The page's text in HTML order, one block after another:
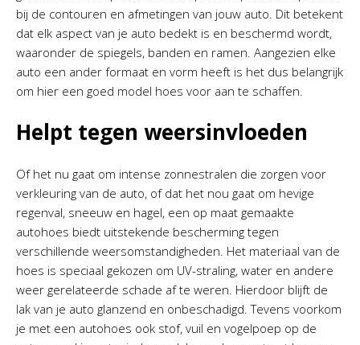
bij de contouren en afmetingen van jouw auto. Dit betekent
dat elk aspect van je auto bedekt is en beschermd wordt,
waaronder de spiegels, banden en ramen. Aangezien elke
auto een ander formaat en vorm heeft is het dus belangrijk
om hier een goed model hoes voor aan te schaffen.
Helpt tegen weersinvloeden
Of het nu gaat om intense zonnestralen die zorgen voor
verkleuring van de auto, of dat het nou gaat om hevige
regenval, sneeuw en hagel, een op maat gemaakte
autohoes biedt uitstekende bescherming tegen
verschillende weersomstandigheden. Het materiaal van de
hoes is speciaal gekozen om UV-straling, water en andere
weer gerelateerde schade af te weren. Hierdoor blijft de
lak van je auto glanzend en onbeschadigd. Tevens voorkom
je met een autohoes ook stof, vuil en vogelpoep op de